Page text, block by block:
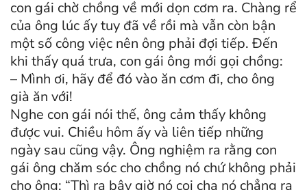
con gái chờ chồng về mới dọn cơm ra. Chàng rể
của ông lúc ấy tuy đã về rồi mà vẫn còn bận
một số công việc nên ông phải đợi tiếp. Đến
khi thấy quá trưa, con gái ông mới gọi chồng:
– Mình ơi, hãy để đó vào ăn cơm đi, cho ông
già ăn với!
Nghe con gái nói thế, ông cảm thấy không
được vui. Chiều hôm ấy và liên tiếp những
ngày sau cũng vậy. Ông nghiệm ra rằng con
gái ông chăm sóc cho chồng nó chứ không phải
cho ông: “Thì ra bây giờ nó coi cha nó chẳng ra